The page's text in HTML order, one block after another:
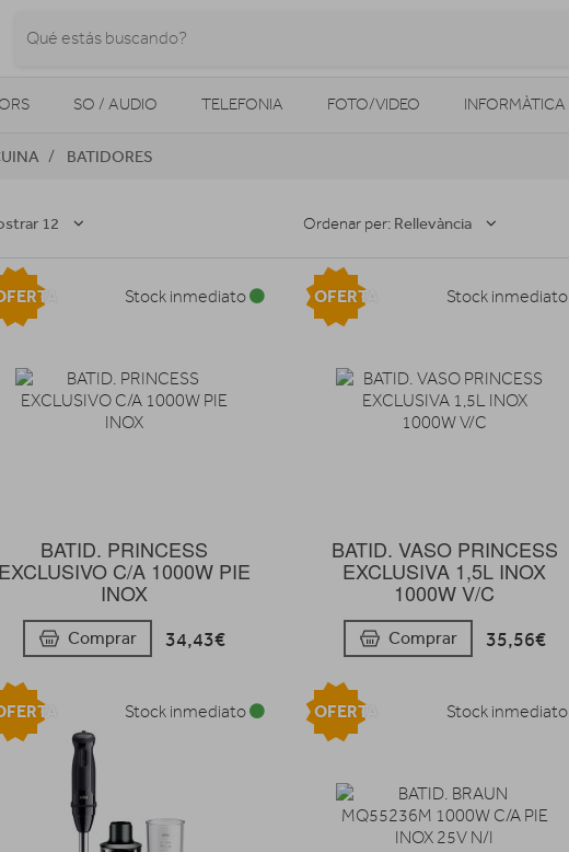
SO / AUDIO TELEFONIA FOTO/VIDEO INFORMÀTICA
MOBILITAT URBANA
BATIDORES
12 Ordenar per: Rellevància
BATID. PRINCESS
EXCLUSIVO C/A 1000W PIE
INOX
Comprar 34,43€
Stock inmediato
BATID. VASO PRINCESS
EXCLUSIVA 1,5L INOX
1000W V/C
Comprar 35,56€
Stock inmediato
OFERTA
Stock inmediato Stock inmediato
OFERTA